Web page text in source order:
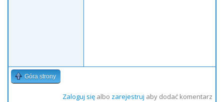
Góra strony
Zaloguj sięalbo zarejestruj aby dodać komentarz